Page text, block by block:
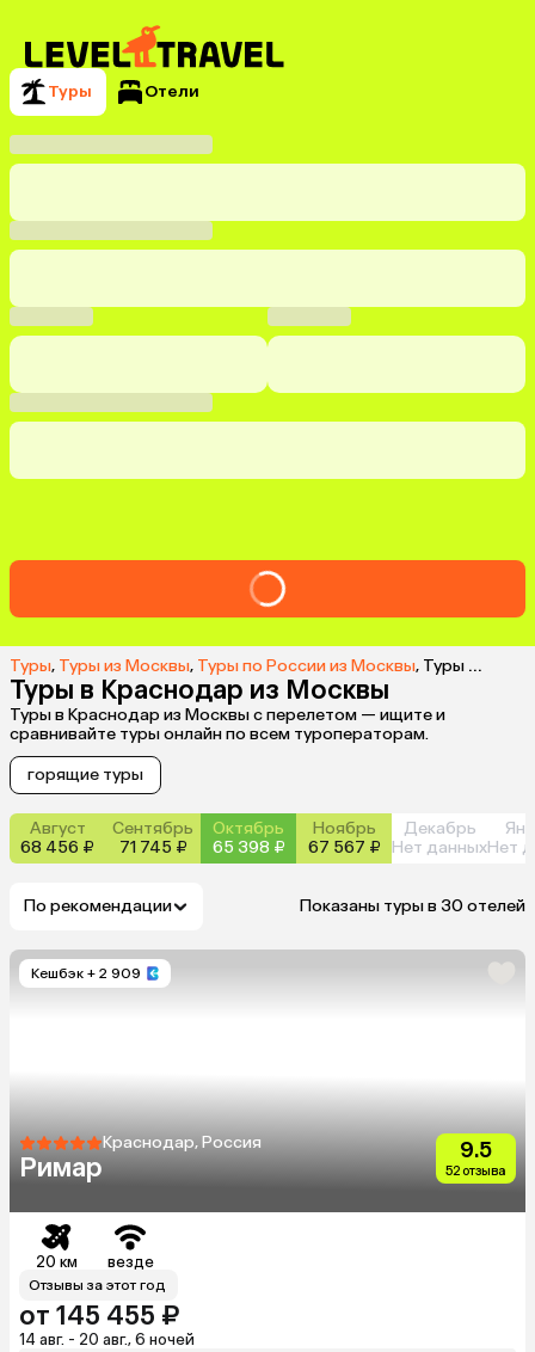
Туры Отели
Туры, Туры из Москвы, Туры по России из Москвы, Туры в Краснодар из Москвы
Туры в Краснодар из Москвы
Туры в Краснодар из Москвы с перелетом — ищите и
сравнивайте туры онлайн по всем туроператорам.
горящие туры
Август
68 456 ₽
Сентябрь
71 745 ₽
Октябрь
65 398 ₽
Ноябрь
67 567 ₽
Декабрь
Нет данныхНет
По рекомендации Показаны туры в 30 отелей
Кешбэк + 2 909
Краснодар, Россия
Римар
9.5
52 отзыва
20 км везде
Отзывы за этот год
от 145 455 ₽
14 авг. - 20 авг., 6 ночей